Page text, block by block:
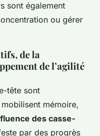
sont également
ou gérer
de la
de l’agilité
tête sont
mémoire,
des casse-
par des progrès